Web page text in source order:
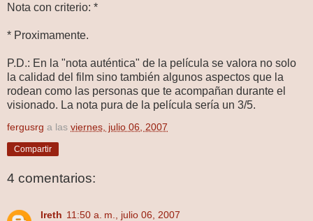
Nota con criterio: *
* Proximamente.
P.D.: En la "nota auténtica" de la película se valora no solo
la calidad del film sino también algunos aspectos que la
rodean como las personas que te acompañan durante el
visionado. La nota pura de la película sería un 3/5.
fergusrg a las viernes, julio 06, 2007
Compartir
4 comentarios:
Ireth 11:50 a. m., julio 06, 2007